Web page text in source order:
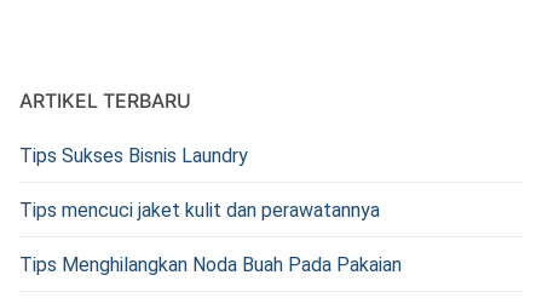
ARTIKEL TERBARU
Tips Sukses Bisnis Laundry
Tips mencuci jaket kulit dan perawatannya
Tips Menghilangkan Noda Buah Pada Pakaian